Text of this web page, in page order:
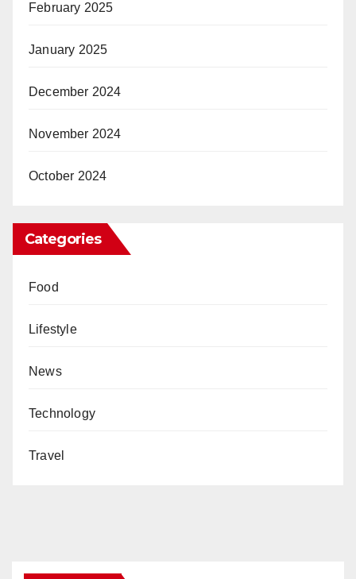
February 2025
January 2025
December 2024
November 2024
October 2024
Categories
Food
Lifestyle
News
Technology
Travel